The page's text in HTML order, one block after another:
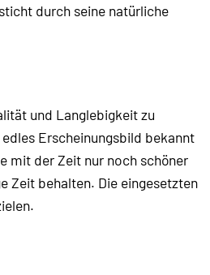
durch seine natürliche
und Langlebigkeit zu
Erscheinungsbild bekannt
mit der Zeit nur noch schöner
Zeit behalten. Die eingesetzten